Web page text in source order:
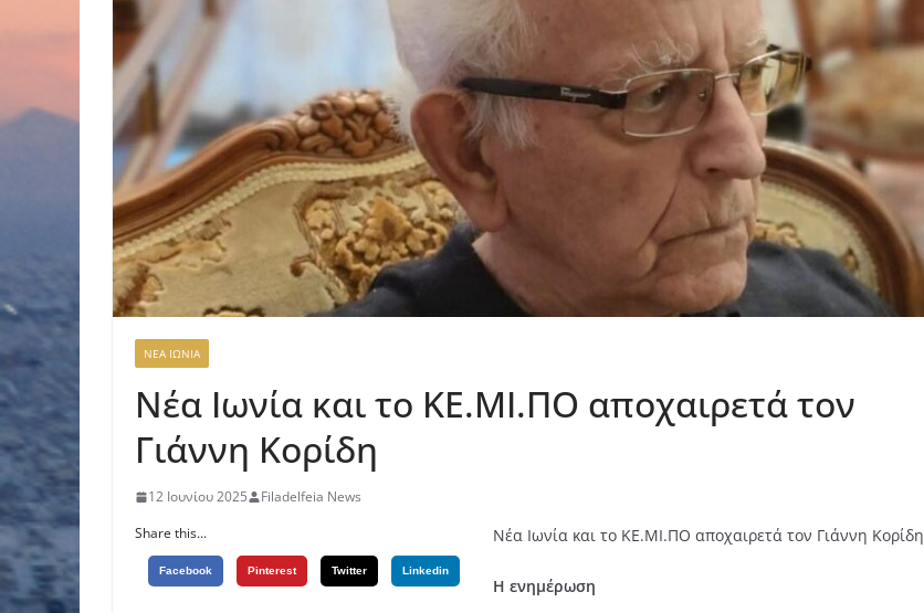
ΝΕΑ ΙΩΝΙΑ
Νέα Ιωνία και το ΚΕ.ΜΙ.ΠΟ αποχαιρετά τον
Γιάννη Κορίδη
12 Ιουνίου 2025
Filadelfeia News
Share this...
Facebook Pinterest Twitter Linkedin
Νέα Ιωνία και το ΚΕ.ΜΙ.ΠΟ αποχαιρετά τον Γιάννη Κορίδη
Η ενημέρωση